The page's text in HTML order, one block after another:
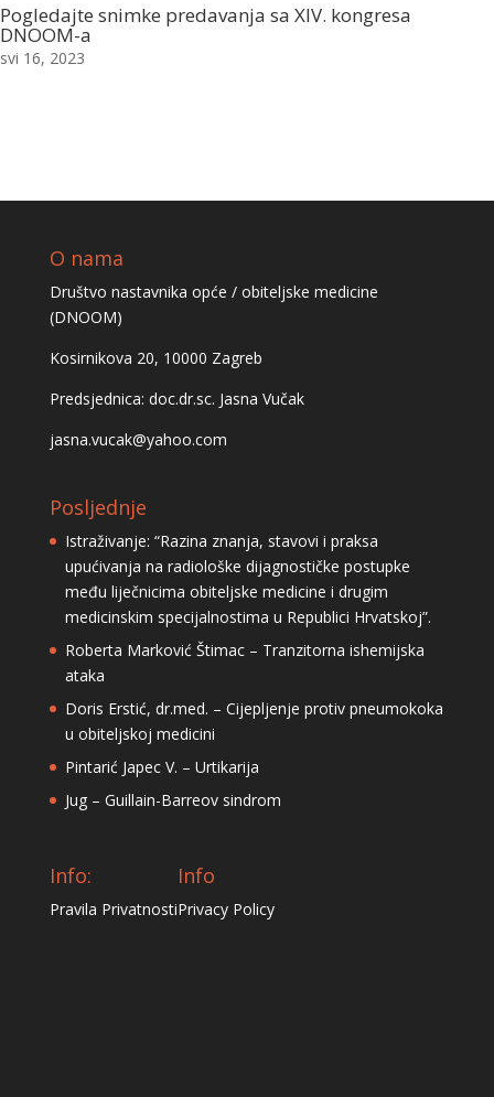
Pogledajte snimke predavanja sa XIV. kongresa
DNOOM-a
svi 16, 2023
O nama
Društvo nastavnika opće / obiteljske medicine
(DNOOM)
Kosirnikova 20, 10000 Zagreb
Predsjednica: doc.dr.sc. Jasna Vučak
jasna.vucak@yahoo.com
Posljednje
Istraživanje: “Razina znanja, stavovi i praksa
upućivanja na radiološke dijagnostičke postupke
među liječnicima obiteljske medicine i drugim
medicinskim specijalnostima u Republici Hrvatskoj”.
Roberta Marković Štimac – Tranzitorna ishemijska
ataka
Doris Erstić, dr.med. – Cijepljenje protiv pneumokoka
u obiteljskoj medicini
Pintarić Japec V. – Urtikarija
Jug – Guillain-Barreov sindrom
Info:
Pravila Privatnosti
Info
Privacy Policy